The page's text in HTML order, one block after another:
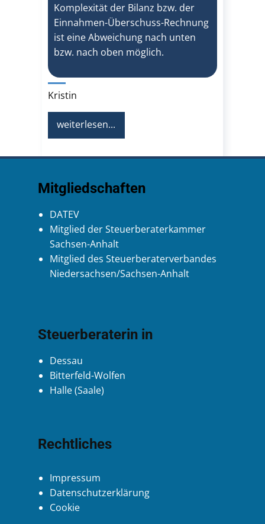
Komplexität der Bilanz bzw. der
Einnahmen-Überschuss-Rechnung
ist eine Abweichung nach unten
bzw. nach oben möglich.
Kristin
weiterlesen...
Mitgliedschaften
DATEV
Mitglied der Steuerberaterkammer
Sachsen-Anhalt
Mitglied des Steuerberaterverbandes
Niedersachsen/Sachsen-Anhalt
Steuerberaterin in
Dessau
Bitterfeld-Wolfen
Halle (Saale)
Rechtliches
Impressum
Datenschutzerklärung
Cookie